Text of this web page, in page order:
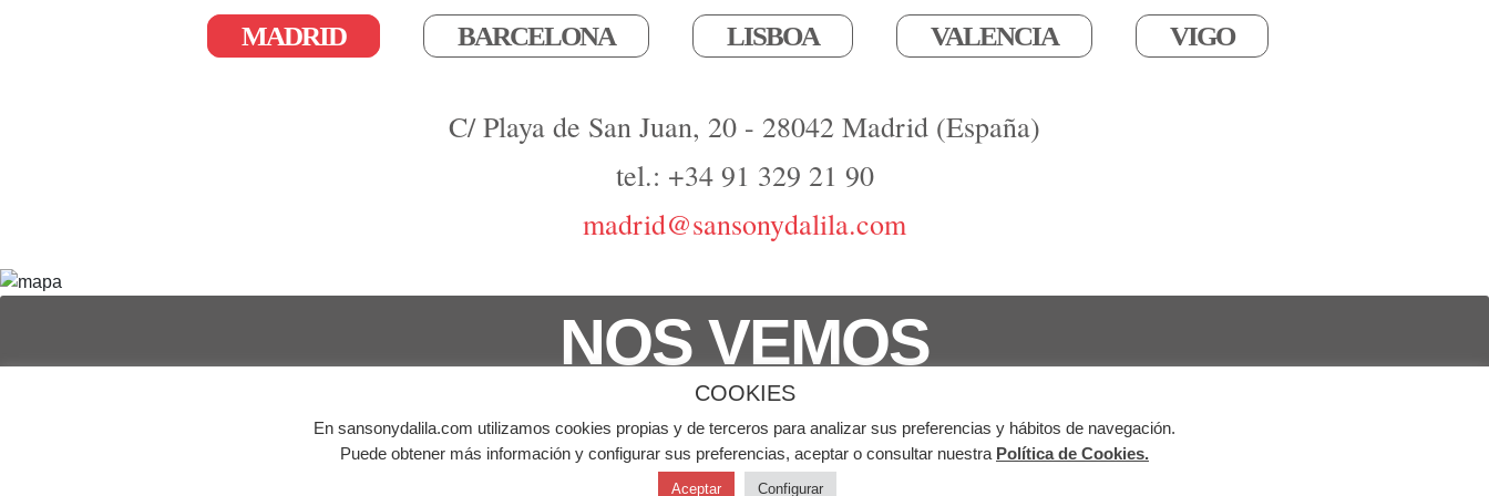
MADRID BARCELONA LISBOA VALENCIA VIGO
C/ Playa de San Juan, 20 - 28042 Madrid (España)
tel.: +34 91 329 21 90
madrid@sansonydalila.com
NOS VEMOS
© Agencia de publicidad Sansón y Dalila | Todos los derechos reservados Aviso Legal Política de Cookies
COOKIES
En sansonydalila.com utilizamos cookies propias y de terceros para analizar sus preferencias y hábitos de navegación.
Puede obtener más información y configurar sus preferencias, aceptar o consultar nuestra Política de Cookies.
Aceptar Configurar